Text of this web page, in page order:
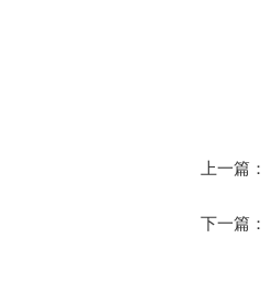
上一篇：
下一篇：